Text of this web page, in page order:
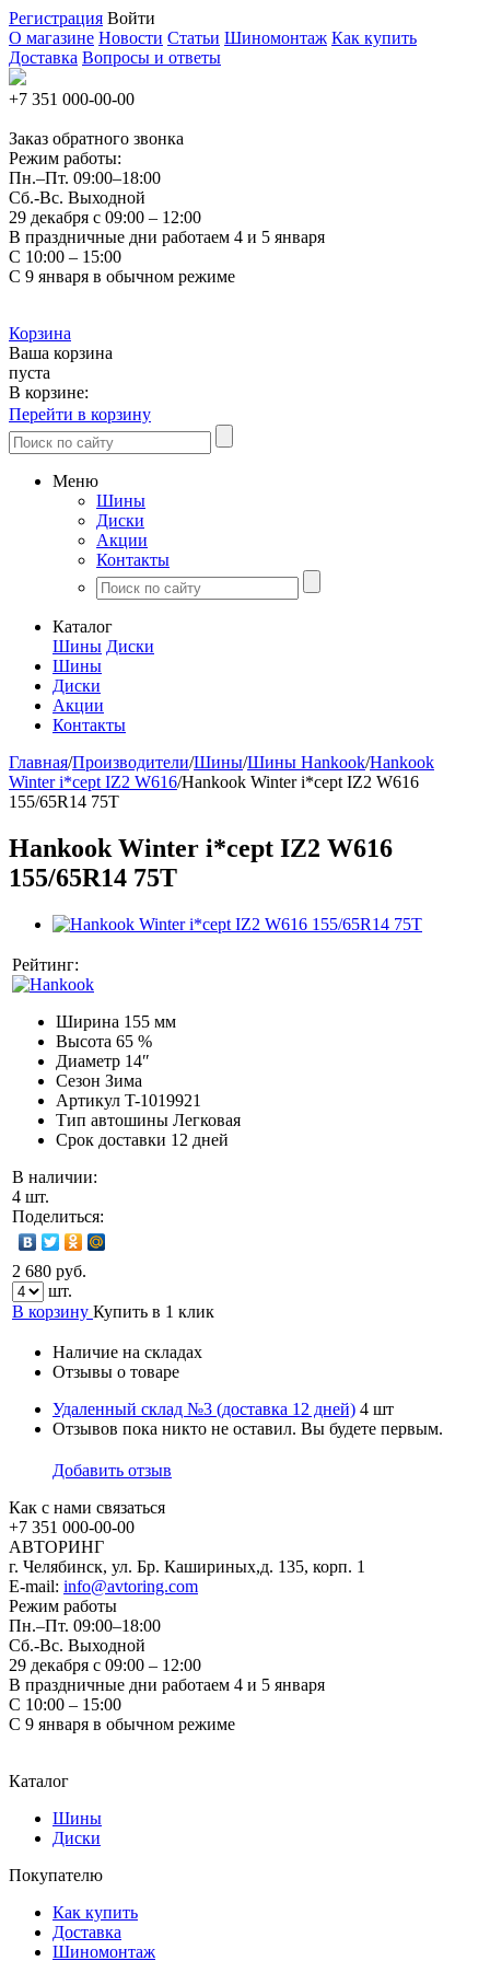
Регистрация Войти
О магазине Новости Статьи Шиномонтаж Как купить
Доставка Вопросы и ответы
+7 351 000-00-00
Заказ обратного звонка
Режим работы:
Пн.–Пт. 09:00–18:00
Сб.-Вс. Выходной
29 декабря с 09:00 – 12:00
В праздничные дни работаем 4 и 5 января
С 10:00 – 15:00
С 9 января в обычном режиме
Корзина
Ваша корзина
пуста
В корзине:
Перейти в корзину
Меню
Шины
Диски
Акции
Контакты
Каталог
Шины Диски
Шины
Диски
Акции
Контакты
Главная/Производители/Шины/Шины Hankook/Hankook
Winter i*cept IZ2 W616/Hankook Winter i*cept IZ2 W616
155/65R14 75T
Hankook Winter i*cept IZ2 W616
155/65R14 75T
Рейтинг:
Ширина 155 мм
Высота 65 %
Диаметр 14″
Сезон Зима
Артикул T-1019921
Тип автошины Легковая
Срок доставки 12 дней
В наличии:
4 шт.
Поделиться:
2 680 руб.
шт.
В корзину Купить в 1 клик
Наличие на складах
Отзывы о товаре
Удаленный склад №3 (доставка 12 дней) 4 шт
Отзывов пока никто не оставил. Вы будете первым.
Добавить отзыв
Как с нами связаться
+7 351 000-00-00
АВТОРИНГ
г. Челябинск, ул. Бр. Кашириных,д. 135, корп. 1
E-mail: info@avtoring.com
Режим работы
Пн.–Пт. 09:00–18:00
Сб.-Вс. Выходной
29 декабря с 09:00 – 12:00
В праздничные дни работаем 4 и 5 января
С 10:00 – 15:00
С 9 января в обычном режиме
Каталог
Шины
Диски
Покупателю
Как купить
Доставка
Шиномонтаж